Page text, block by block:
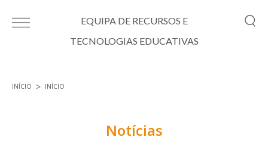
EQUIPA DE RECURSOS E
TECNOLOGIAS EDUCATIVAS
INÍCIO INÍCIO
Notícias